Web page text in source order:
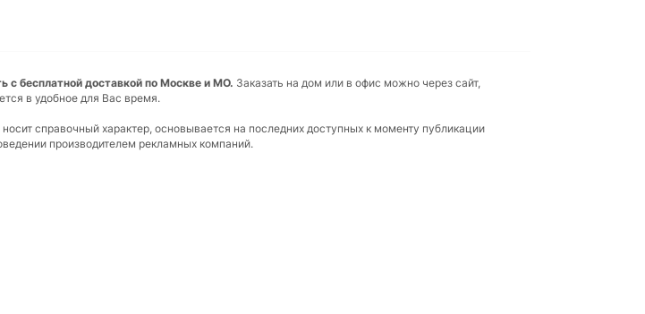
с бесплатной доставкой по Москве и МО. Заказать на дом или в офис можно через сайт,
в удобное для Вас время.
справочный характер, основывается на последних доступных к моменту публикации
производителем рекламных компаний.